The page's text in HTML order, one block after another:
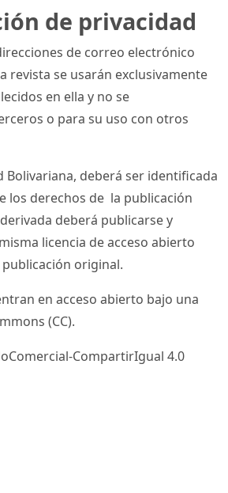
de privacidad
de correo electrónico
revista se usarán exclusivamente
en ella y no se
o para su uso con otros
Bolivariana, deberá ser identificada
los derechos de la publicación
deberá publicarse y
licencia de acceso abierto
original.
en acceso abierto bajo una
(CC).
CompartirIgual 4.0